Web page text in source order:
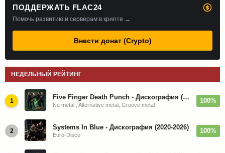
ПОДДЕРЖАТЬ FLAC24
Помочь развитию и серверам в крипте →
Внести донат (Crypto)
НЕДЕЛЬНЫЙ РЕЙТИНГ
1 Five Finger Death Punch - Дискография (2008-2026)
Nu metal , Alternative metal, Groove metal
100%
2 Systems In Blue - Дискография (2020-2026)
Euro-Disco
100%